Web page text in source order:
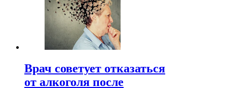
Врач советует отказаться
от алкоголя после